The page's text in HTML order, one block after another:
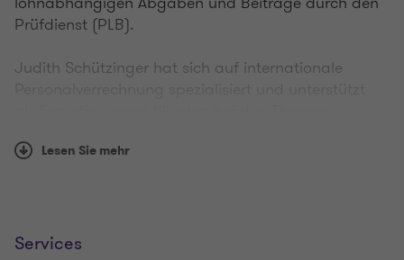
Prüfdienst (PLB).
Judith Schützinger hat sich auf internationale
Dienstvertragsgestaltung und
berät ausländische Unternehmen in Bezug auf die
Lesen Sie mehr
Services